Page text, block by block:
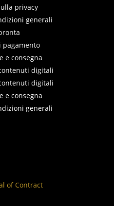
privacy
generali
pagamento
e consegna
digitali
digitali
e consegna
generali
of Contract